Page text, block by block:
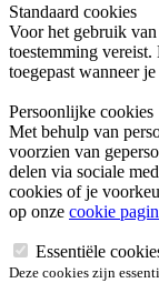
Standaard cookies
Voor het gebruik
toestemming
toegepast wanneer
Persoonlijke cookies
Met behulp van
voorzien van
delen via sociale
cookies of je
op onze cookie
Essentiële
Deze cookies zijn